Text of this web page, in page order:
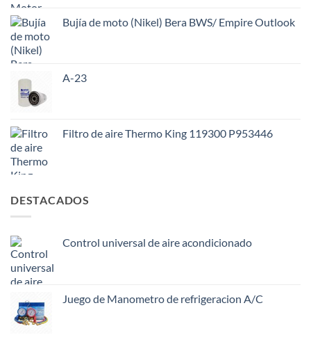
Bujía de moto (Nikel) Bera BWS/ Empire Outlook
A-23
Filtro de aire Thermo King 119300 P953446
DESTACADOS
Control universal de aire acondicionado
Juego de Manometro de refrigeracion A/C